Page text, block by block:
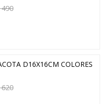
490
D16X16CM COLORES
620